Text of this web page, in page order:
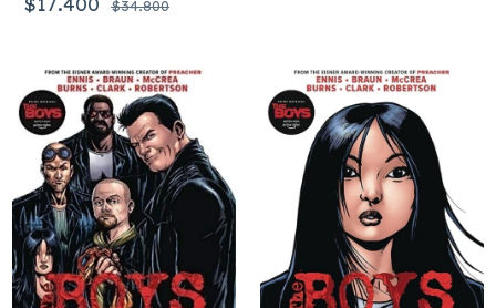
$34.800